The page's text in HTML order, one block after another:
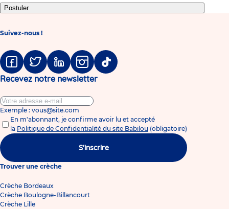
Postuler
Suivez-nous !
FacebookTwitter LinkedinInstagramTiktok
Recevez notre newsletter
Exemple : vous@site.com
En m'abonnant, je confirme avoir lu et accepté
la Politique de Confidentialité du site Babilou (obligatoire)
S'inscrire
Trouver une crèche
Crèche Bordeaux
Crèche Boulogne-Billancourt
Crèche Lille